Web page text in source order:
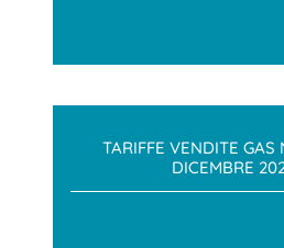
TARIFFE VENDITE GAS
DICEMBRE